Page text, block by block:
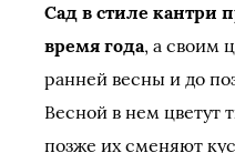
Сад в стиле кантри
время года, а своим
ранней весны и до
Весной в нем цветут
позже их сменяют